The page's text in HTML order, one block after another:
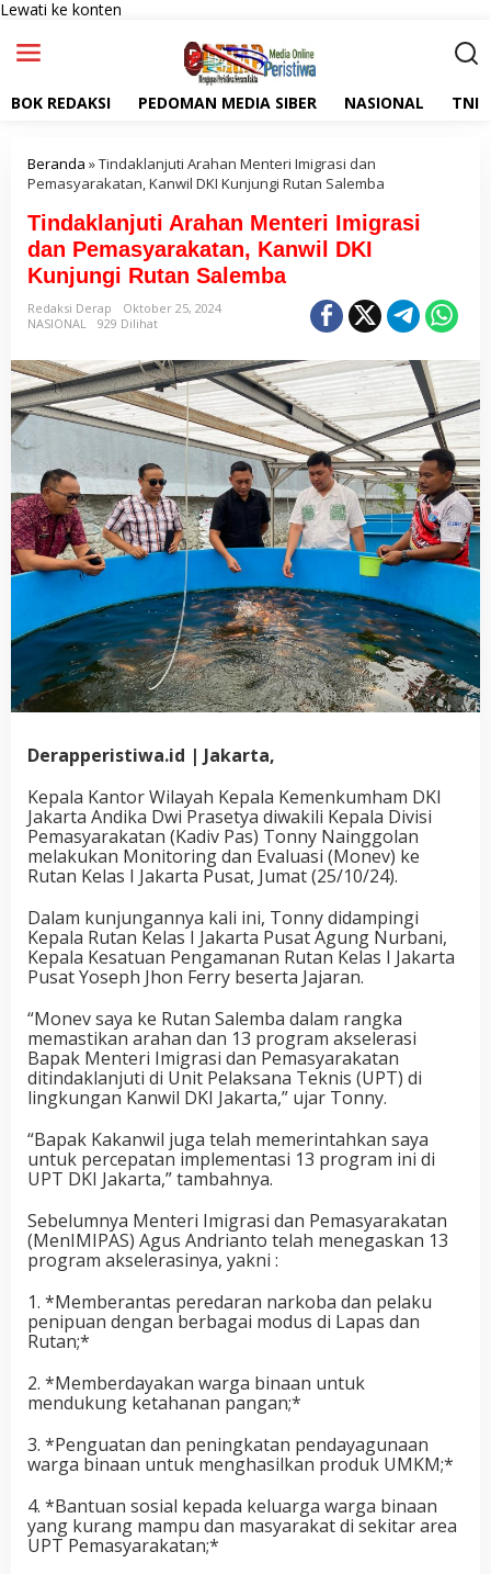
Lewati ke konten
BOK REDAKSI PEDOMAN MEDIA SIBER NASIONAL TNI
Beranda »Tindaklanjuti Arahan Menteri Imigrasi dan
Pemasyarakatan, Kanwil DKI Kunjungi Rutan Salemba
Tindaklanjuti Arahan Menteri Imigrasi
dan Pemasyarakatan, Kanwil DKI
Kunjungi Rutan Salemba
Redaksi Derap
Oktober 25, 2024
NASIONAL
929 Dilihat
Derapperistiwa.id | Jakarta,
Kepala Kantor Wilayah Kepala Kemenkumham DKI
Jakarta Andika Dwi Prasetya diwakili Kepala Divisi
Pemasyarakatan (Kadiv Pas) Tonny Nainggolan
melakukan Monitoring dan Evaluasi (Monev) ke
Rutan Kelas I Jakarta Pusat, Jumat (25/10/24).
Dalam kunjungannya kali ini, Tonny didampingi
Kepala Rutan Kelas I Jakarta Pusat Agung Nurbani,
Kepala Kesatuan Pengamanan Rutan Kelas I Jakarta
Pusat Yoseph Jhon Ferry beserta Jajaran.
“Monev saya ke Rutan Salemba dalam rangka
memastikan arahan dan 13 program akselerasi
Bapak Menteri Imigrasi dan Pemasyarakatan
ditindaklanjuti di Unit Pelaksana Teknis (UPT) di
lingkungan Kanwil DKI Jakarta,” ujar Tonny.
“Bapak Kakanwil juga telah memerintahkan saya
untuk percepatan implementasi 13 program ini di
UPT DKI Jakarta,” tambahnya.
Sebelumnya Menteri Imigrasi dan Pemasyarakatan
(MenIMIPAS) Agus Andrianto telah menegaskan 13
program akselerasinya, yakni :
1. *Memberantas peredaran narkoba dan pelaku
penipuan dengan berbagai modus di Lapas dan
Rutan;*
2. *Memberdayakan warga binaan untuk
mendukung ketahanan pangan;*
3. *Penguatan dan peningkatan pendayagunaan
warga binaan untuk menghasilkan produk UMKM;*
4. *Bantuan sosial kepada keluarga warga binaan
yang kurang mampu dan masyarakat di sekitar area
UPT Pemasyarakatan;*